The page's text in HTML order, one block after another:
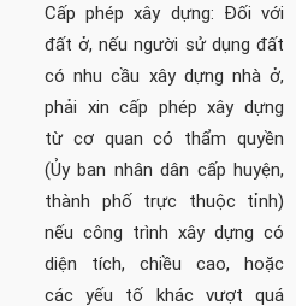
Cấp phép xây dựng: Đối với
đất ở, nếu người sử dụng đất
có nhu cầu xây dựng nhà ở,
phải xin cấp phép xây dựng
từ cơ quan có thẩm quyền
(Ủy ban nhân dân cấp huyện,
thành phố trực thuộc tỉnh)
nếu công trình xây dựng có
diện tích, chiều cao, hoặc
các yếu tố khác vượt quá